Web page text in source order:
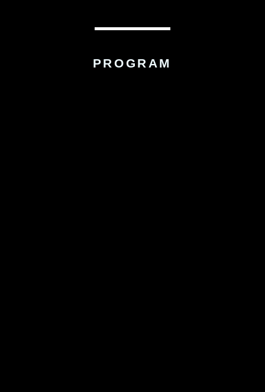
PROGRAM